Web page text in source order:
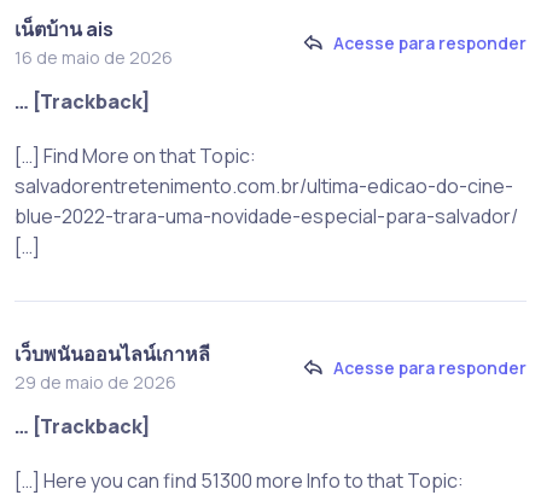
เน็ตบ้าน ais
16 de maio de 2026
Acesse para responder
… [Trackback]
[…] Find More on that Topic:
salvadorentretenimento.com.br/ultima-edicao-do-cine-
blue-2022-trara-uma-novidade-especial-para-salvador/
[…]
เว็บพนันออนไลน์เกาหลี
29 de maio de 2026
Acesse para responder
… [Trackback]
[…] Here you can find 51300 more Info to that Topic: